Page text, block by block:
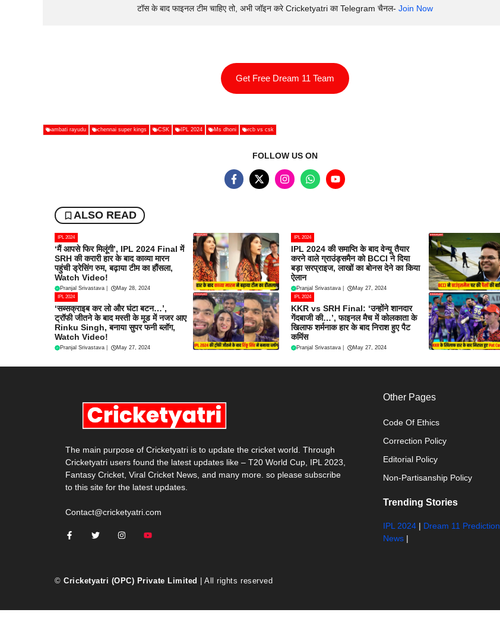
टॉस के बाद फाइनल टीम चाहिए तो, अभी जॉइन करे Cricketyatri का Telegram चैनल- Join Now
Get Free Dream 11 Team
ambati rayudu chennai super kings CSK IPL 2024 Ms dhoni rcb vs csk
FOLLOW US ON
ALSO READ
IPL 2024
‘मैं आपसे फिर मिलूंगी’, IPL 2024 Final में
SRH की करारी हार के बाद काव्या मारन
पहुंची ड्रेसिंग रुम, बढ़ाया टीम का हौंसला,
Watch Video!
Pranjal Srivastava May 28, 2024
IPL 2024
IPL 2024 की समाप्ति के बाद वेन्यू तैयार
करने वाले ग्राउंड्समैन को BCCI ने दिया
बड़ा सरप्राइज, लाखों का बोनस देने का किया
ऐलान
Pranjal Srivastava May 27, 2024
IPL 2024
‘सब्सक्राइब कर लो और घंटा बटन…’,
ट्रॉफी जीतने के बाद मस्ती के मूड में नजर आए
Rinku Singh, बनाया सुपर फनी ब्लॉग,
Watch Video!
Pranjal Srivastava May 27, 2024
IPL 2024
KKR vs SRH Final: ‘उन्होंने शानदार
गेंदबाजी की…’, फाइनल मैच में कोलकाता के
खिलाफ शर्मनाक हार के बाद निराश हुए पैट
कमिंस
Pranjal Srivastava May 27, 2024
The main purpose of Cricketyatri is to update the cricket world. Through
Cricketyatri users found the latest updates like – T20 World Cup, IPL 2023,
Fantasy Cricket, Viral Cricket News, and many more. so please subscribe
to this site for the latest updates.
Contact@cricketyatri.com
Other Pages
Code Of Ethics
Correction Policy
Editorial Policy
Non-Partisanship Policy
Trending Stories
IPL 2024 | Dream 11 Prediction
News |
©Cricketyatri (OPC) Private Limited | All rights reserved